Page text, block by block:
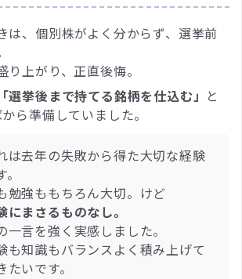
は、個別株がよく分からず、選挙前
り上がり、正直後悔。
「選挙後まで持てる銘柄を仕込む」 と
ら準備していました。
は去年の失敗から得た大切な経験
勉強ももちろん大切。けど
にまさるものなし。
一言を強く実感しました。
も知識もバランスよく積み上げて
たいです。